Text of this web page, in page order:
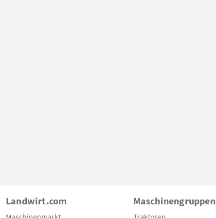
Landwirt.com Maschinengruppen